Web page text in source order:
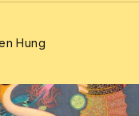
Hung